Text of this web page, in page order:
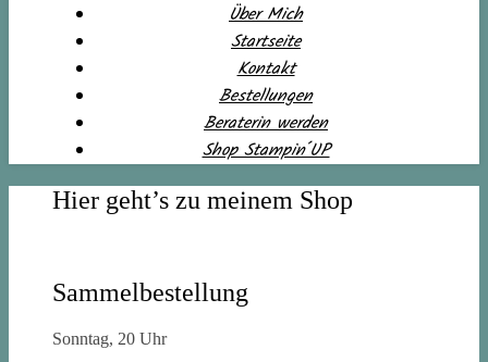
Über Mich
Startseite
Kontakt
Bestellungen
Beraterin werden
Shop Stampin´UP
Hier geht’s zu meinem Shop
Sammelbestellung
Sonntag, 20 Uhr